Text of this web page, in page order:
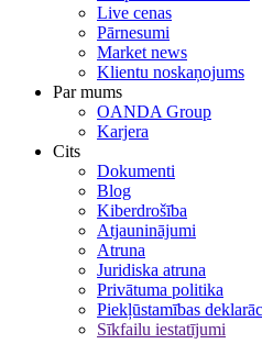
Live cenas
Pārnesumi
Market news
Klientu noskaņojums
Par mums
OANDA Group
Karjera
Cits
Dokumenti
Blog
Kiberdrošība
Atjauninājumi
Atruna
Juridiska atruna
Privātuma politika
Piekļūstamības
Sīkfailu iestatījumi